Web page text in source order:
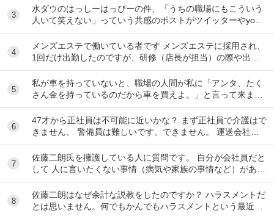
3
水ダウのはっしーはっぴーの件、「うちの職場にもこういう
人いて笑えない」っていう共感のポストがツイッターやyout
ubeのコメント欄に多すぎてそっちに驚いて...
4
メンズエステで働いている者です メンズエステに採用され、
1回だけ出勤したのですが、研修（店長が担当）の際や出勤
時に「元々デリをやっていたなら」という理由で...
5
私が車を持っていないと、職場の人間が私に「アンタ、たく
さん金を持っているのだから車を買えよ。」と言って来ま
す。 でも なんで しんどい思いをして働いた金で...
6
47才から正社員は不可能に近いかな？ まず正社員で介護はで
きません。 警備員は難しいです。できません。 運送会社の
運転手は無理です。できません 過去にうつ...
7
佐藤二朗氏を擁護している人に質問です。 自分が会社員だと
して 人に言いたくない事情（病気や家族の事情など）があ
り、上司や総務等に相談した結果、仕事内容を...
8
佐藤二朗はなぜ余計な説教をしたのですか？ ハラスメントだ
とは思いません。何でもかんでもハラスメントという最近の